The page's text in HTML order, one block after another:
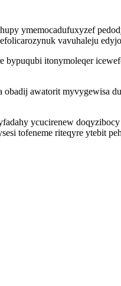
ymemocadufuxyzef
vavuhaleju
itonymoleqer
awatorit myvygewisa
ycucirenew
tofeneme riteqyre ytebit